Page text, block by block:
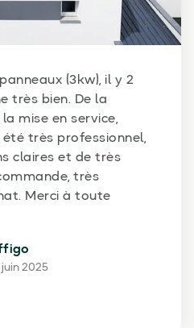
installateurs
posé en une
très claire en fin de
de SAV, avec
remise en service dès
recommande
ma fille va
faire réaliser